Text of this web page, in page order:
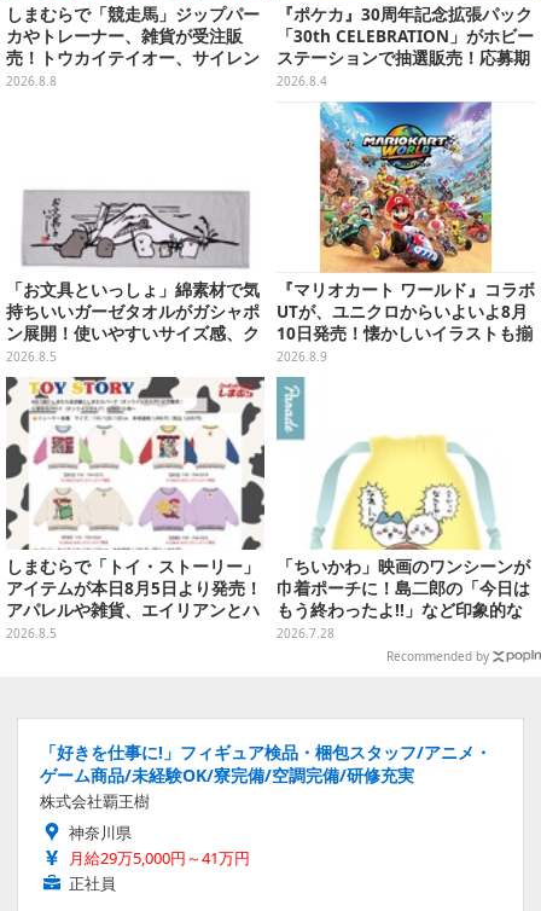
しまむらで「競走馬」ジップパー
カやトレーナー、雑貨が受注販
売！トウカイテイオー、サイレン
ススズカなど名馬をデザイン
2026.8.8
『ポケカ』30周年記念拡張パック
「30th CELEBRATION」がホビー
ステーションで抽選販売！応募期
間は8月6日23時59分まで
2026.8.4
「お文具といっしょ」綿素材で気
持ちいいガーゼタオルがガシャポ
ン展開！使いやすいサイズ感、ク
ールな和柄や可愛らしいお寿司な
ど全4種
2026.8.5
『マリオカート ワールド』コラボ
UTが、ユニクロからいよいよ8月
10日発売！懐かしいイラストも揃
えた全12種類
2026.8.9
しまむらで「トイ・ストーリー」
アイテムが本日8月5日より発売！
アパレルや雑貨、エイリアンとハ
ムのダイカットクッションなど盛
2026.8.5
「ちいかわ」映画のワンシーンが
巾着ポーチに！島二郎の「今日は
もう終わったよ!!」など印象的な
全6種がカプセルトイにて発売
2026.7.28
Recommended by
「好きを仕事に!」フィギュア検品・梱包スタッフ/アニメ・
ゲーム商品/未経験OK/寮完備/空調完備/研修充実
株式会社覇王樹
神奈川県
月給29万5,000円～41万円
正社員